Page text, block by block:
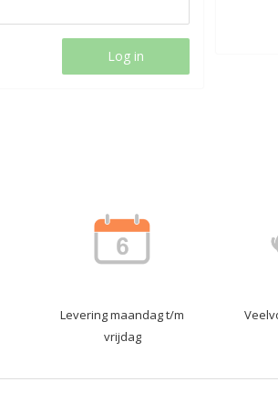
Log in
Levering maandag t/m
vrijdag